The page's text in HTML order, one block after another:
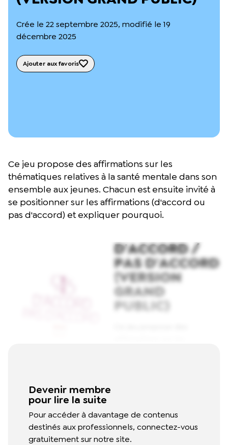
Ressources pour les parents
Podcast 🎙️
L’équipe du Crips
Rapports d’activité et financiers
Crée le 22 septembre 2025, modifié le 19
décembre 2025
Ajouter aux favoris
Ce jeu propose des affirmations sur les
thématiques relatives à la santé mentale dans son
ensemble aux jeunes. Chacun est ensuite invité à
se positionner sur les affirmations (d'accord ou
pas d'accord) et expliquer pourquoi.
D'ACCORD /
PAS D'ACCORD
(VERSION
GRAND
PUBLIC)
affirmations (d'accord ou
pas d'accord) et expliquer
pourquoi.
Devenir membre
pour lire la suite
Pour accéder à davantage de contenus
destinés aux professionnels, connectez-vous
gratuitement sur notre site.